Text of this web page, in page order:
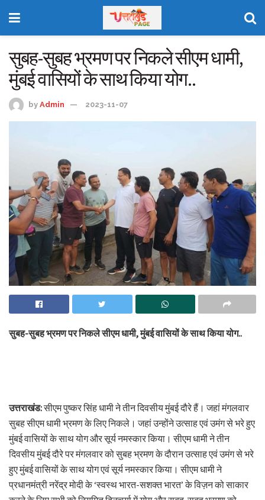
सुबह-सुबह भ्रमण पर निकले सीएम धामी,
मुंबई वासियों के साथ किया योग..
by Admin 2023-11-07
सुबह-सुबह भ्रमण पर निकले सीएम धामी, मुंबई वासियों के साथ किया योग..
उत्तराखंड:सीएम पुष्कर सिंह धामी ने तीन दिवसीय मुंबई दौरे हैं। जहां मंगलवार
सुबह सीएम धामी भ्रमण के लिए निकले। जहां उन्होंने उत्साह एवं उमंग से भरे हुए
मुंबई वासियों के साथ योग और सूर्य नमस्कार किया। सीएम धामी ने तीन
दिवसीय मुंबई दौरे पर मंगलवार को सुबह भ्रमण के दौरान उत्साह एवं उमंग से भरे
हुए मुंबई वासियों के साथ योग एवं सूर्य नमस्कार किया। सीएम धामी ने
प्रधानमंत्री नरेंद्र मोदी के ‘स्वस्थ भारत-सशक्त भारत’ के विज़न को साकार